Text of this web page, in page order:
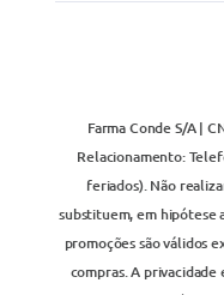
Farma Conde S/A |
Relacionamento:
feriados). Não
substituem, em hipótese
promoções são válidos
compras. A